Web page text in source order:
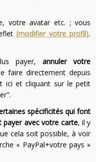
votre avatar etc. ; vous
(modifier votre profil),
payer,annuler votre
faire directement depuis
ici et cliquant sur le petit
spécificités qui font
payer avec votre carte, il y
cela soit possible, à voir
« PayPal+votre pays »